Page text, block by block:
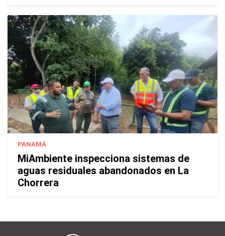
PANAMÁ
MiAmbiente inspecciona sistemas de
aguas residuales abandonados en La
Chorrera